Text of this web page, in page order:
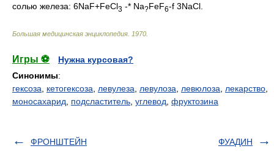
солью железа: 6NaF+FeCl3 -* Na?FeF6-f 3NaCl.
Большая медицинская энциклопедия 1970
Игры ⚽
Нужна курсовая?
Синонимы:
гексоза, кетогексоза, левулеза, левулоза, левюлоза, лекарство,
моносахарид, подсластитель, углевод, фруктозина
ФРОНШТЕЙН ФУАДИН